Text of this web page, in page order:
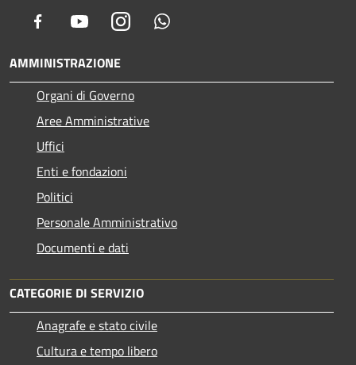
Facebook YoutubeInstagram
AMMINISTRAZIONE
Organi di Governo
Aree Amministrative
Uffici
Enti e fondazioni
Politici
Personale Amministrativo
Documenti e dati
CATEGORIE DI SERVIZIO
Anagrafe e stato civile
Cultura e tempo libero